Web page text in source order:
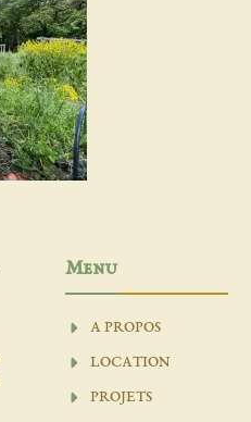
Menu
A PROPOS
LOCATION
PROJETS